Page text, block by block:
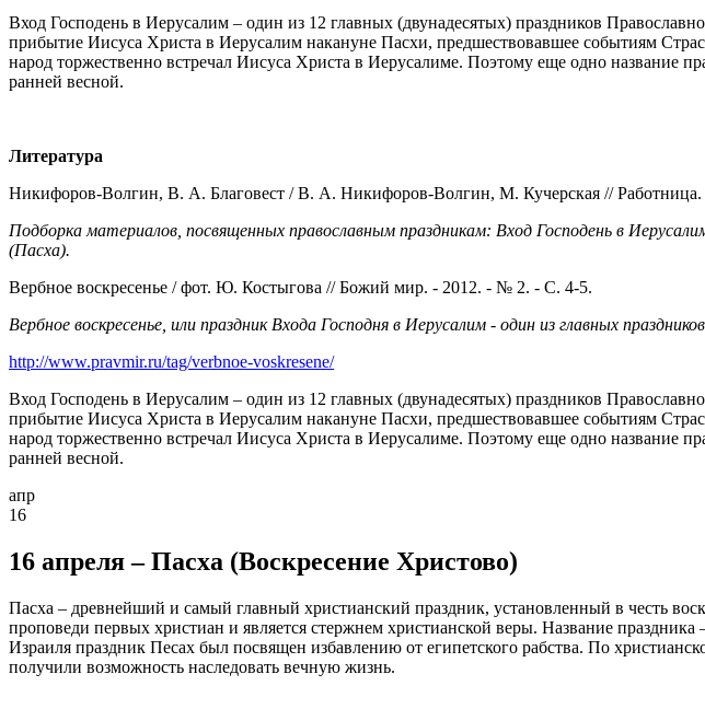
Вход Господень в Иерусалим – один из 12 главных (двунадесятых) праздников
прибытие Иисуса Христа в Иерусалим накануне Пасхи, предшествовавшее событиям
народ торжественно встречал Иисуса Христа в Иерусалиме. Поэтому еще одно название
ранней весной.
Литература
Никифоров-Волгин, В. А. Благовест / В. А. Никифоров-Волгин, М. Кучерская //
Подборка материалов, посвященных православным праздникам: Вход Господень в
(Пасха).
Вербное воскресенье / фот. Ю. Костыгова // Божий мир. - 2012. - № 2. - С. 4-5.
Вербное воскресенье, или праздник Входа Господня в Иерусалим - один из главных
http://www.pravmir.ru/tag/verbnoe-voskresene/
Вход Господень в Иерусалим – один из 12 главных (двунадесятых) праздников
прибытие Иисуса Христа в Иерусалим накануне Пасхи, предшествовавшее событиям
народ торжественно встречал Иисуса Христа в Иерусалиме. Поэтому еще одно название
ранней весной.
апр
16
16 апреля – Пасха (Воскресение Христово)
Пасха – древнейший и самый главный христианский праздник, установленный в честь
проповеди первых христиан и является стержнем христианской веры. Название
Израиля праздник Песах был посвящен избавлению от египетского рабства. По
получили возможность наследовать вечную жизнь.